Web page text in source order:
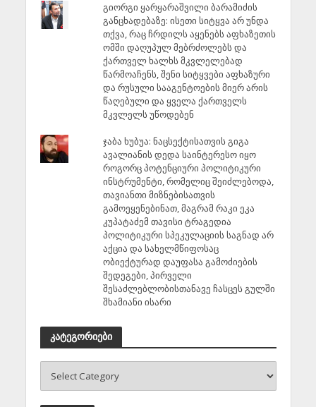
გიორგი ყარყარაშვილი ბარამიძის
განცხადებაზე: ისეთი სიტყვა არ უნდა
თქვა, რაც ჩრდილს აყენებს აფხაზეთის
ომში დაღუპულ მებრძოლებს და
ქართველ ხალხს მკვლელებად
წარმოაჩენს, შენი სიტყვები აფხაზური
და რუსული სააგენტოების მიერ არის
წაღებული და ყველა ქართველს
მკვლელს უწოდებენ
ჯაბა ხუბუა: ნაცსექტისათვის გიგა
ავალიანის დედა საინტერესო იყო
როგორც პოტენციური პოლიტიკური
ინსტრუმენტი, რომელიც შეიძლებოდა,
თავიანთი მიზნებისათვის
გამოეყენებინათ, მაგრამ რაკი ეკა
კუპატაძემ თავისი ტრაგედია
პოლიტიკური სპეკულაციის საგნად არ
აქცია და სახელმწიფოსაც
ობიექტურად დაუფასა გამოძიების
შედეგები, პირველი
შესაძლებლობისთანავე ჩასცეს გულში
შხამიანი ისარი
კატეგორიები